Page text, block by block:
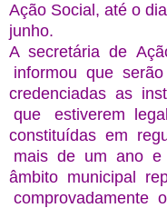
Ação Social, até o
junho.
A secretária de
informou que serão
credenciadas as
que estiverem
constituídas em
mais de um ano
âmbito municipal
comprovadamente